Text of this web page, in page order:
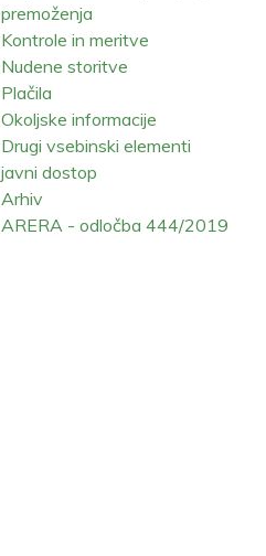
premoženja
Kontrole in meritve
Nudene storitve
Plačila
Okoljske informacije
Drugi vsebinski elementi
javni dostop
Arhiv
ARERA - odločba 444/2019